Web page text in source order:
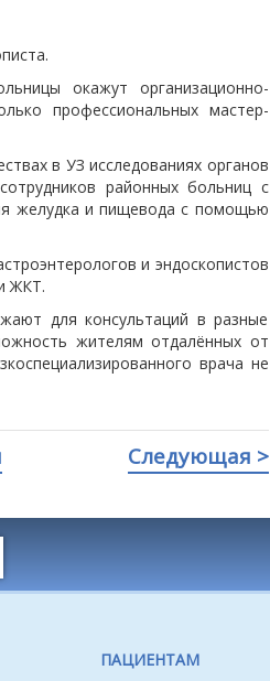
окажут организационно-
профессиональных мастер-
в УЗ исследованиях органов
районных больниц с
желудка и пищевода с помощью
и эндоскопистов
ЖКТ.
для консультаций в разные
жителям отдалённых от
врача не
Следующая >
ПАЦИЕНТАМ